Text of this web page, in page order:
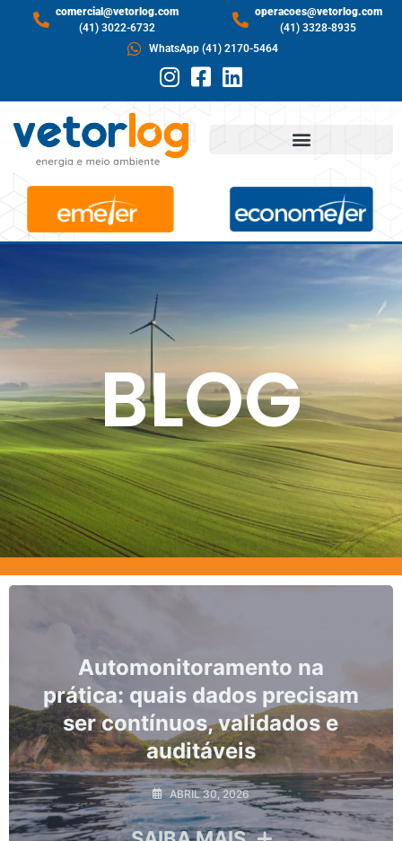
comercial@vetorlog.com
(41) 3022-6732
operacoes@vetorlog.com
(41) 3328-8935
WhatsApp (41) 2170-5464
BLOG
e
Marcos, prazos e os
não
monitoramento
ABRIL 10, 2026
SAIBA MAIS